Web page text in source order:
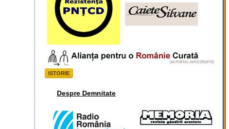
ISTORIE
Despre Demnitate